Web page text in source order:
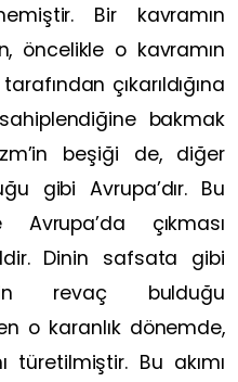
Bir kavramın
öncelikle o kavramın
çıkarıldığına
bakmak
beşiği de, diğer
gibi Avrupa’dır. Bu
Avrupa’da çıkması
Dinin safsata gibi
revaç bulduğu
o karanlık dönemde,
türetilmiştir. Bu akımı